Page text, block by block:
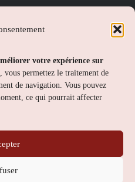
votre expérience sur
vous permettez le traitement de
de navigation. Vous pouvez
ce qui pourrait affecter